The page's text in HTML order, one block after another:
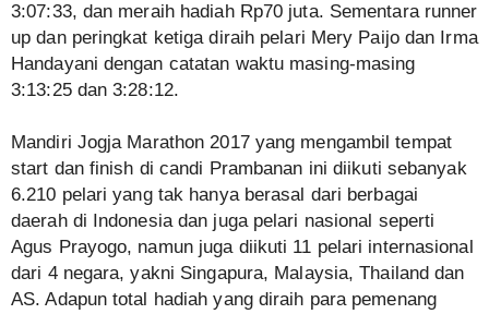
3:07:33, dan meraih hadiah Rp70 juta. Sementara runner
up dan peringkat ketiga diraih pelari Mery Paijo dan Irma
Handayani dengan catatan waktu masing-masing
3:13:25 dan 3:28:12.
Mandiri Jogja Marathon 2017 yang mengambil tempat
start dan finish di candi Prambanan ini diikuti sebanyak
6.210 pelari yang tak hanya berasal dari berbagai
daerah di Indonesia dan juga pelari nasional seperti
Agus Prayogo, namun juga diikuti 11 pelari internasional
dari 4 negara, yakni Singapura, Malaysia, Thailand dan
AS. Adapun total hadiah yang diraih para pemenang